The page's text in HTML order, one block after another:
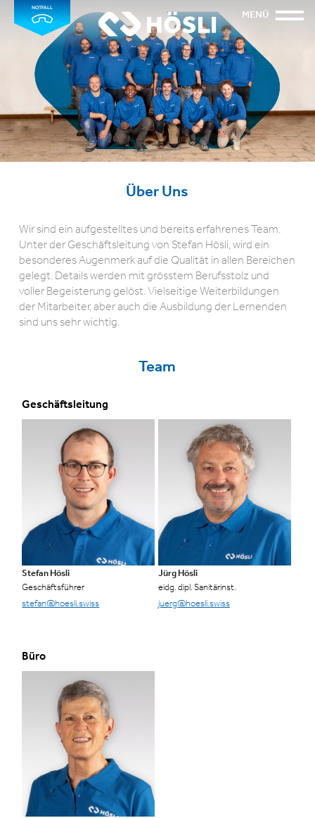
NOTFALL
MENÜ
Über Uns
Wir sind ein aufgestelltes und bereits erfahrenes Team.
Unter der Geschäftsleitung von Stefan Hösli, wird ein
besonderes Augenmerk auf die Qualität in allen Bereichen
gelegt. Details werden mit grösstem Berufsstolz und
voller Begeisterung gelöst. Vielseitige Weiterbildungen
der Mitarbeiter, aber auch die Ausbildung der Lernenden
sind uns sehr wichtig.
Team
Geschäftsleitung
Stefan Hösli
Geschäftsführer
stefan@hoesli.swiss
Jürg Hösli
eidg. dipl. Sanitärinst.
juerg@hoesli.swiss
Büro